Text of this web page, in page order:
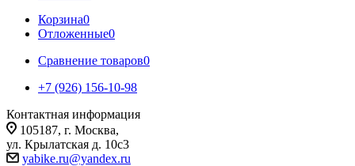
Корзина0
Отложенные0
Сравнение товаров0
+7 (926) 156-10-98
Контактная информация
105187, г. Москва,
ул. Крылатская д. 10с3
yabike.ru@yandex.ru